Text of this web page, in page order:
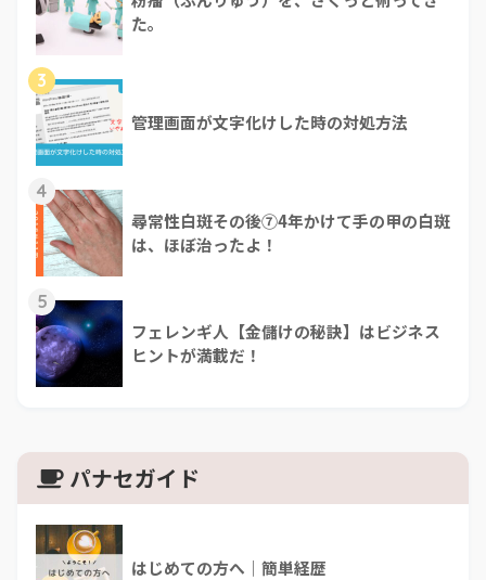
た。
3
管理画面が文字化けした時の対処方法
4
尋常性白斑その後⑦4年かけて手の甲の白斑
は、ほぼ治ったよ！
5
フェレンギ人【金儲けの秘訣】はビジネス
ヒントが満載だ！
パナセガイド
はじめての方へ｜簡単経歴